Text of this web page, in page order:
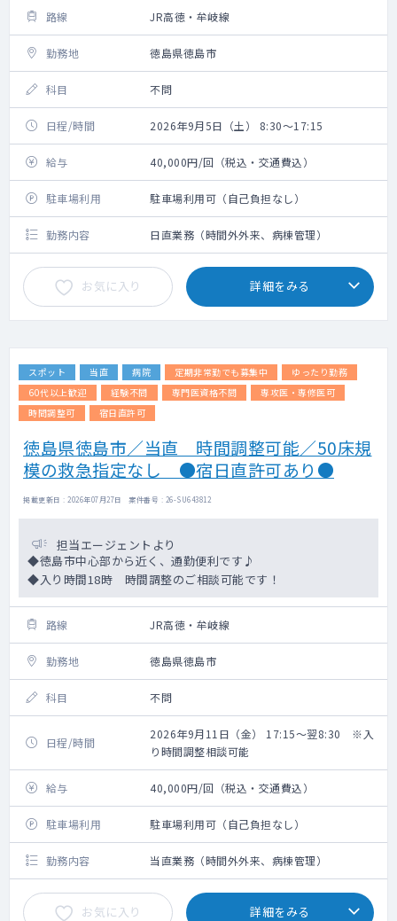
路線 JR高徳・牟岐線
勤務地 徳島県徳島市
科目 不問
日程/時間 2026年9月5日（土） 8:30～17:15
給与 40,000円/回（税込・交通費込）
駐車場利用 駐車場利用可（自己負担なし）
勤務内容 日直業務（時間外外来、病棟管理）
お気に入り 詳細をみる
スポット 当直 病院 定期非常勤でも募集中
ゆったり勤務
60代以上歓迎
経験不問 専門医資格不問
専攻医・専修医可
時間調整可
宿日直許可
徳島県徳島市／当直 時間調整可能／50床規
模の救急指定なし ●宿日直許可あり●
掲載更新日 : 2026年07月27日 案件番号 : 26-SU643812
担当エージェントより
◆徳島市中心部から近く、通勤便利です♪
◆入り時間18時 時間調整のご相談可能です！
路線 JR高徳・牟岐線
勤務地 徳島県徳島市
科目 不問
日程/時間
2026年9月11日（金） 17:15～翌8:30 ※入
り時間調整相談可能
給与 40,000円/回（税込・交通費込）
駐車場利用 駐車場利用可（自己負担なし）
勤務内容 当直業務（時間外外来、病棟管理）
お気に入り 詳細をみる